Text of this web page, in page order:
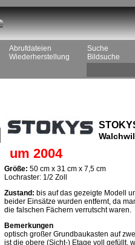
Abrufdateien
Wiederherstellung
Suche
Bildsuche
um 2004
Größe: 50 cm x 31 cm x 7,5 cm
Lochraster: 1/2 Zoll
Zustand: bis auf das gezeigte Modell
beider Einsätze wurden entfernt, da
die falschen Fächern verrutscht waren.
Bemerkungen
optisch großer Grundbaukasten auf
ist die obere (Sicht-) Etage voll gefüllt,